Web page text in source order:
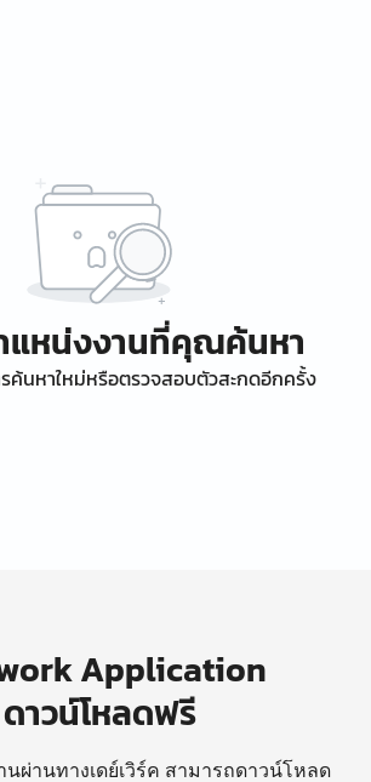
แหน่งงานที่คุณค้นหา
ค้นหาใหม่หรือตรวจสอบตัวสะกดอีกครั้ง
Application
ดาวน์โหลดฟรี
ผ่านทางเดย์เวิร์ค สามารถดาวน์โหลด